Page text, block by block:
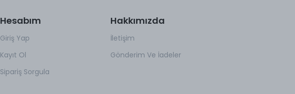
Hesabım
Giriş Yap
Kayıt Ol
Sipariş Sorgula
Hakkımızda
İletişim
Gönderim Ve İadeler